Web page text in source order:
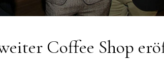
Coffee Shop